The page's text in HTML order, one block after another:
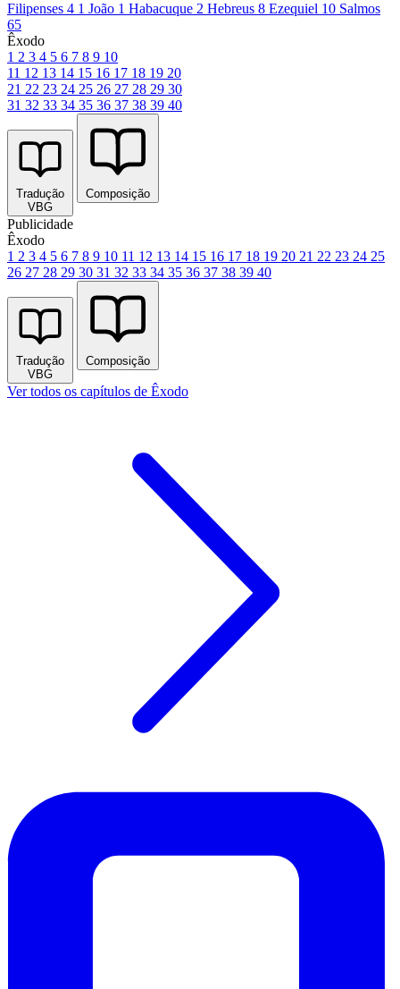
Filipenses 4 1 João 1 Habacuque 2 Hebreus 8 Ezequiel 10 Salmos
65
Êxodo
1 2 3 4 5 6 7 8 9 10
11 12 13 14 15 16 17 18 19 20
21 22 23 24 25 26 27 28 29 30
31 32 33 34 35 36 37 38 39 40
Tradução
VBG
Composição
Publicidade
Êxodo
1 2 3 4 5 6 7 8 9 10 11 12 13 14 15 16 17 18 19 20 21 22 23 24 25
26 27 28 29 30 31 32 33 34 35 36 37 38 39 40
Tradução
VBG
Composição
Ver todos os capítulos de Êxodo